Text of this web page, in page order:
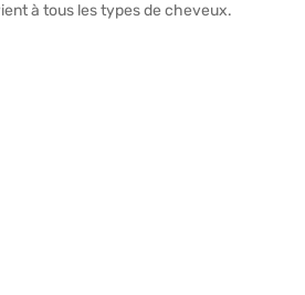
à tous les types de cheveux.